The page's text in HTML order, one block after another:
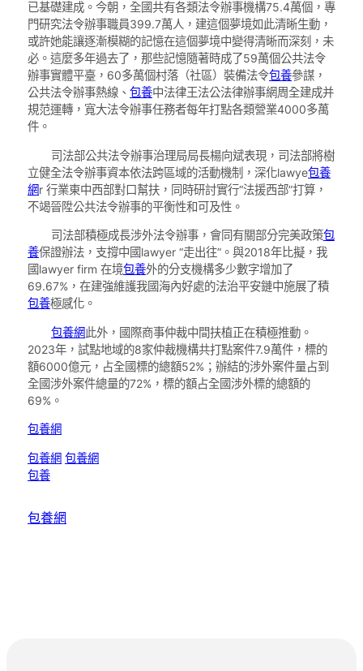
已基礎建成。今朝，全國共有各類法令辦事機構75.4萬個，專
門研究法令辦事職員399.7萬人，建這個夢境如此清晰生動，
或許她能讓逐漸模糊的記憶在這個夢境中變得清晰而深刻，未
必。這麼多年過去了，那些記憶隨著時成了59萬個公共法令
辦事實體平臺，60多萬個村落（社區）裝備法令包養參謀，
公共法令辦事熱線、 包養中法律王法公法律辦事網周全建成并
規范運轉，寬大法令辦事任務者每年打點各類營業4000多萬
件。
司法部公共法令辦事治理局局長楊向斌表現，司法部將樹
立健全法令辦事資本依法跨區域的活動機制，深化lawye包養
網r 行業東中西部對口幫扶，同時研討實行“法援西部”打算，
不竭晉陞公共法令辦事的平衡性和可及性。
司法部積極成長涉外法令辦事，會同有關部分完美政策包
養保證辦法，支撐中國lawyer “走出往”。與2018年比擬，我
國lawyer firm 在境包養外的分支機構多少數字增加了
69.67%，在建強維護我國海內好處的法治平安鏈中施展了積
包養極感化。
包養網此外，國際商事仲裁中間扶植正在積極推動。
2023年，試點地域的8家仲裁機構共打點案件7.9萬件，標的
額6000億元，占全國標的總額52%；辦結的涉外案件量占到
全國涉外案件總量的72%，標的額占全國涉外標的總額的
69%。
包養網
包養網 包養網
包養
包養網